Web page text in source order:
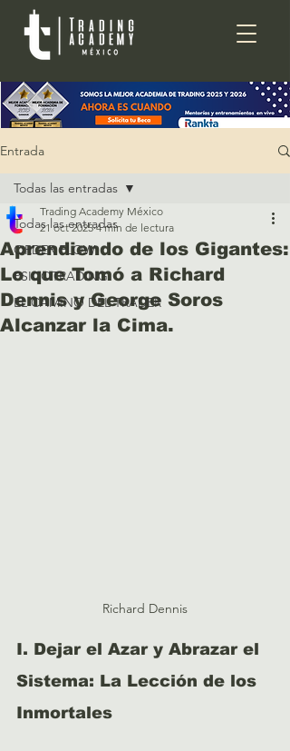
Entrada
Todas las entradas
ORDER FLOW
PSICOTRADING
EL CAMINO DEL TRADER
Todas las entradas
Aprendiendo de los Gigantes:
Lo que Tomó a Richard
Dennis y George Soros
Alcanzar la Cima.
Trading Academy México
21 oct 2025 4 min de lectura
Richard Dennis
I. Dejar el Azar y Abrazar el
Sistema: La Lección de los
Inmortales